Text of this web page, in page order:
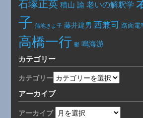
石塚正英 積山 諭 老いの解釈学
子 蒲地きよ子 藤井建男 西兼司 路面電
高橋一行 鬱 鳴海游
カテゴリー
カテゴリー
アーカイブ
アーカイブ